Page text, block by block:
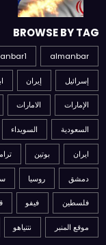
BROWSE BY TAG
almanbar
إسرائيل إيران
الإمارات الامارات
السعودية السويداء
ايران بوتين
دمشق روسيا
فلسطين فيفو
موقع المنبر نتنياهو